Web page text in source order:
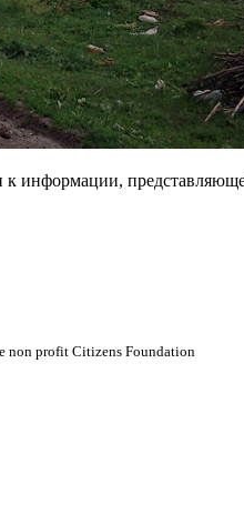
к информации,
non profit Citizens Foundation